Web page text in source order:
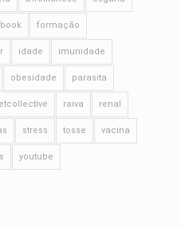
formação
idade imunidade
obesidade parasita
raiva renal
stress tosse vacina
youtube